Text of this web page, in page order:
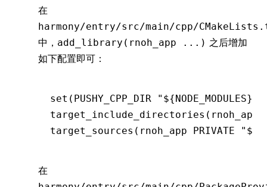
在
harmony/entry/src/main/cpp/
中， add_library(rnoh_app ...) 之后增加
如下配置即可：
set (PUSHY_CPP_DIR
target_include_directories (rnoh_app
target_sources (rnoh_app PRIVATE
在